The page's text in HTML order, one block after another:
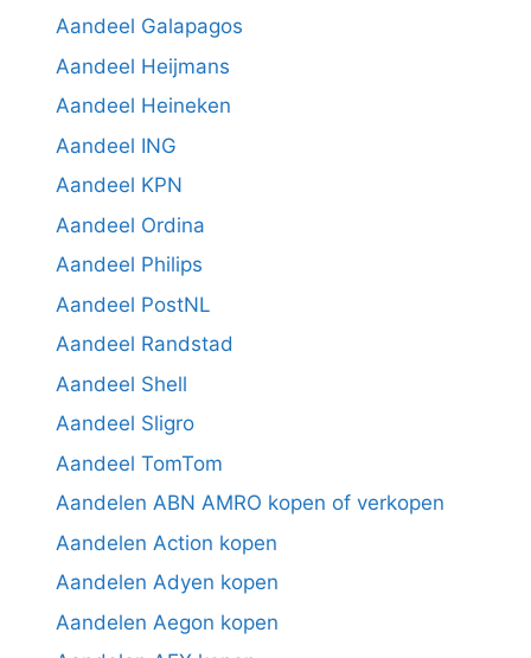
Aandeel Galapagos
Aandeel Heijmans
Aandeel Heineken
Aandeel ING
Aandeel KPN
Aandeel Ordina
Aandeel Philips
Aandeel PostNL
Aandeel Randstad
Aandeel Shell
Aandeel Sligro
Aandeel TomTom
Aandelen ABN AMRO kopen of verkopen
Aandelen Action kopen
Aandelen Adyen kopen
Aandelen Aegon kopen